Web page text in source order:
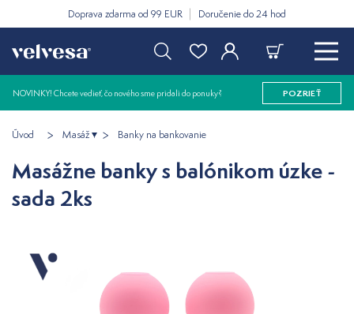
Doprava zdarma od 99 EUR Doručenie do 24 hod
NOVINKY! Chcete vedieť, čo nového sme pridali do ponuky? POZRIEŤ
Úvod Masáž Banky na bankovanie
Masážne banky s balónikom úzke -
sada 2ks